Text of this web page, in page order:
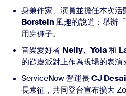
身兼作家、演員並擔任本次活
Borstein風趣的說道：舉辦
用穿褲子。
音樂愛好者 Nelly、Yola 和
的歡慶派對上作為現場的表演
ServiceNow 營運長CJ Desai
長袁征，共同登台宣布擴大